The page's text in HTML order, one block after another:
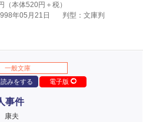
（本体520円＋税）
年05月21日
判型：文庫判
一般文庫
みをする
電子版
事件
康夫